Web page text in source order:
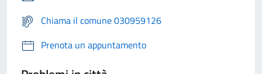
Chiama il comune 030959126
Prenota un appuntamento